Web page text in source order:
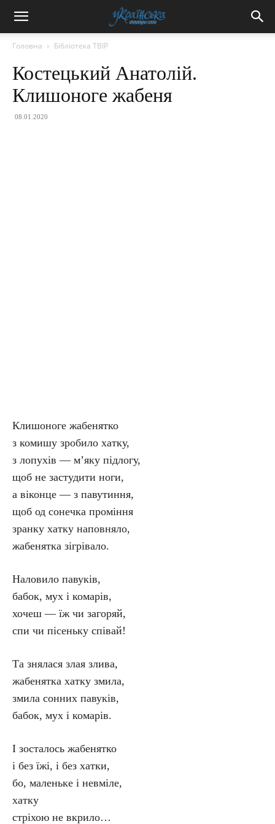
Головна Бібліотека ТВІР
Костецький Анатолій.
Клишоноге жабеня
08.01.2020
Клишоноге жабенятко
з комишу зробило хатку,
з лопухів — м’яку підлогу,
щоб не застудити ноги,
а віконце — з павутиння,
щоб од сонечка проміння
зранку хатку наповняло,
жабенятка зігрівало.
Наловило павуків,
бабок, мух і комарів,
хочеш — їж чи загоряй,
спи чи пісеньку співай!
Та знялася злая злива,
жабенятка хатку змила,
змила сонних павуків,
бабок, мух і комарів.
І зосталось жабенятко
і без їжі, і без хатки,
бо, маленьке і невміле,
хатку
стріхою не вкрило…